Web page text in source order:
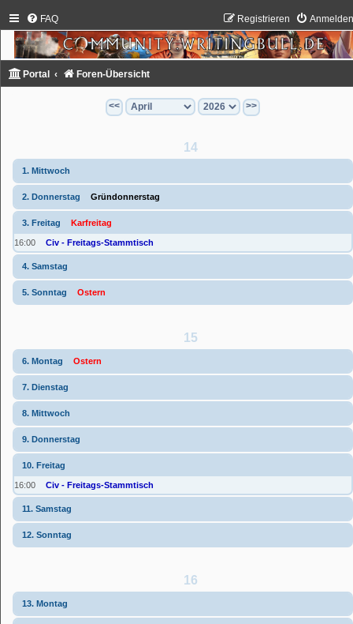
FAQ Registrieren
Portal Foren-Übersicht
<< >>
14
1. Mittwoch
2. Donnerstag Gründonnerstag
3. Freitag Karfreitag
16:00 Civ - Freitags-Stammtisch
4. Samstag
5. Sonntag Ostern
15
6. Montag Ostern
7. Dienstag
8. Mittwoch
9. Donnerstag
10. Freitag
16:00 Civ - Freitags-Stammtisch
11. Samstag
12. Sonntag
16
13. Montag